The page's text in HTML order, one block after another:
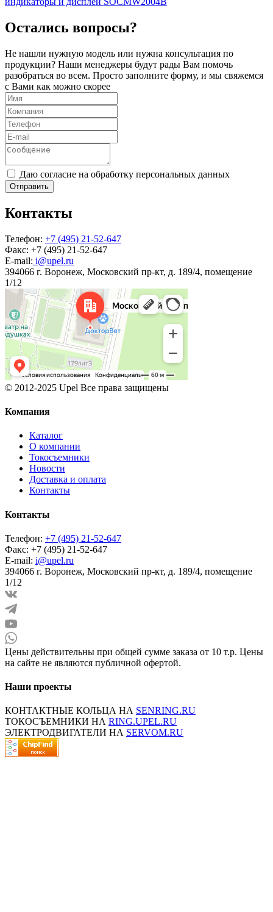
Остались вопросы?
Не нашли нужную модель или нужна консультация по
продукции? Наши менеджеры будут рады Вам помочь
разобраться во всем. Просто заполните форму, и мы свяжемся
с Вами как можно скорее
Даю согласие на обработку персональных данных
Отправить
Контакты
Телефон: +7 (495) 21-52-647
Факс: +7 (495) 21-52-647
E-mail: i@upel.ru
394066 г. Воронеж, Московский пр-кт, д. 189/4, помещение
1/12
© 2012-2025 Upel Все права защищены
Компания
Каталог
О компании
Токосъемники
Новости
Доставка и оплата
Контакты
Контакты
Телефон: +7 (495) 21-52-647
Факс: +7 (495) 21-52-647
E-mail: i@upel.ru
394066 г. Воронеж, Московский пр-кт, д. 189/4, помещение
1/12
Цены действительны при общей сумме заказа от 10 т.р. Цены
на сайте не являются публичной офертой.
Наши проекты
КОНТАКТНЫЕ КОЛЬЦА НА SENRING.RU
ТОКОСЪЕМНИКИ НА RING.UPEL.RU
ЭЛЕКТРОДВИГАТЕЛИ НА SERVOM.RU